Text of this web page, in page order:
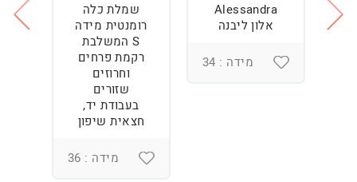
Alessandra
אלון ליבנה
מידה : 34
שמלת כלה
רומנטית מידה
S המשלבת
רקמת פרחים
וחרוזים
שזורים
בעבודת יד,
חצאית שיפון
מידה : 36